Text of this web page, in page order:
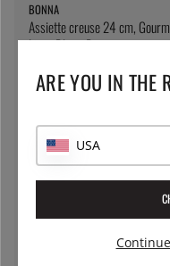
BONNA
Assiette creuse 24 cm,
Linea Blue - Bonna
14 €
ARE YOU IN THE
USA